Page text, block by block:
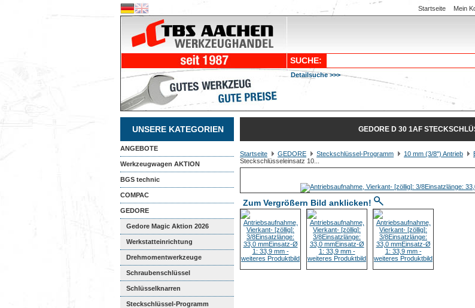
Startseite Mein
SUCHE:
Detailsuche >>>
UNSERE KATEGORIEN
ANGEBOTE
Werkzeugwagen AKTION
BGS technic
COMPAC
GEDORE
Gedore Magic Aktion 2026
Werkstatteinrichtung
Drehmomentwerkzeuge
Schraubenschlüssel
Schlüsselknarren
Steckschlüssel-Programm
GEDORE D 30 1AF
Startseite GEDORE Steckschlüssel-Programm 10 mm (3/8") Antrieb
Steckschlüsseleinsatz 10...
Zum Vergrößern Bild anklicken!